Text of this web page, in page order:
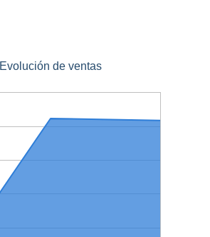
Evolución de ventas